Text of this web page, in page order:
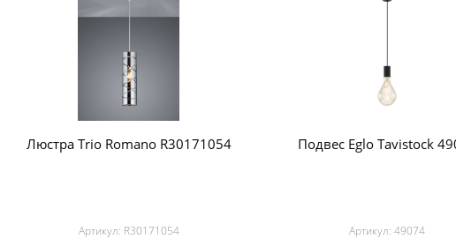
Люстра Trio Romano R30171054
Артикул: R30171054
Подвес Eglo Tavistock
Артикул:49074